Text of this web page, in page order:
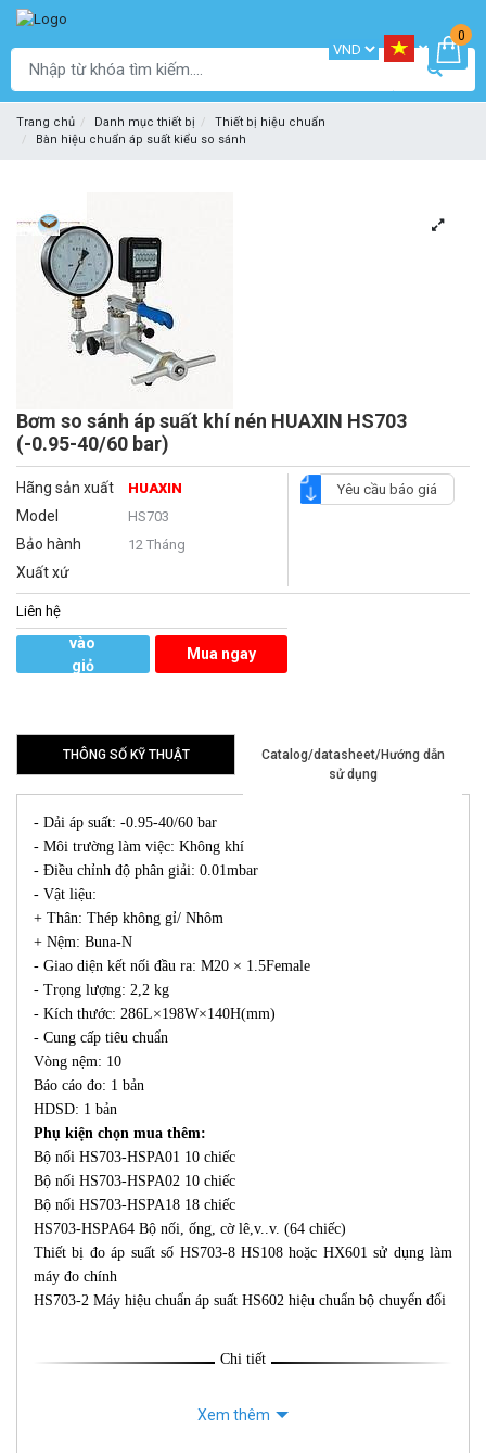
0
Trang chủ Danh mục thiết bị
Thiết bị hiệu chuẩn
Bàn hiệu chuẩn áp suất kiểu so sánh
Bơm so sánh áp suất khí nén HUAXIN HS703
(-0.95-40/60 bar)
Hãng sản xuất HUAXIN
Model HS703
Bảo hành 12 Tháng
Xuất xứ
Yêu cầu báo giá
Liên hệ
vào
giỏ
Mua ngay
THÔNG SỐ KỸ THUẬT
Catalog/datasheet/Hướng dẫn
sử dụng
- Dải áp suất: -0.95-40/60 bar
- Môi trường làm việc: Không khí
- Điều chỉnh độ phân giải: 0.01mbar
- Vật liệu:
+ Thân: Thép không gỉ/ Nhôm
+ Nệm: Buna-N
- Giao diện kết nối đầu ra: M20 × 1.5Female
- Trọng lượng: 2,2 kg
- Kích thước: 286L×198W×140H(mm)
- Cung cấp tiêu chuẩn
Vòng nệm: 10
Báo cáo đo: 1 bản
HDSD: 1 bản
Phụ kiện chọn mua thêm:
Bộ nối HS703-HSPA01 10 chiếc
Bộ nối HS703-HSPA02 10 chiếc
Bộ nối HS703-HSPA18 18 chiếc
HS703-HSPA64 Bộ nối, ống, cờ lê,v..v. (64 chiếc)
Thiết bị đo áp suất số HS703-8 HS108 hoặc HX601 sử dụng làm
máy đo chính
HS703-2 Máy hiệu chuẩn áp suất HS602 hiệu chuẩn bộ chuyển đổi
Chi tiết
Xem thêm